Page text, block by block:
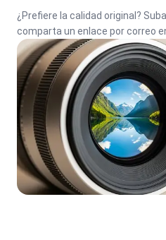
¿Prefiere la calidad original?
comparta un enlace por correo